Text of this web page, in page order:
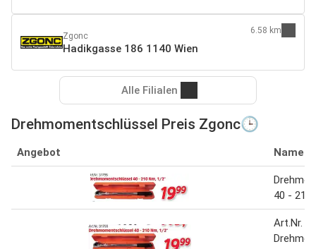
Zgonc
Hadikgasse 186 1140 Wien
6.58 km
Alle Filialen
Drehmomentschlüssel Preis Zgonc🕒
Angebot Name
40 - 210
Art.Nr.